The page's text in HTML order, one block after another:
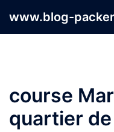
www.blog-
course
quartier